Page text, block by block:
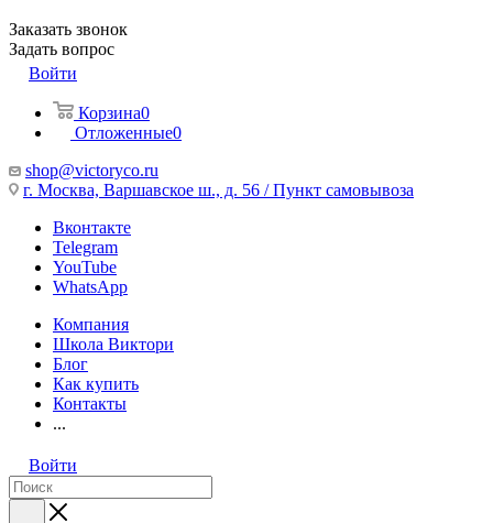
Заказать звонок
Задать вопрос
Войти
Корзина0
Отложенные0
shop@victoryco.ru
г. Москва, Варшавское ш., д. 56 / Пункт самовывоза
Вконтакте
Telegram
YouTube
WhatsApp
Компания
Школа Виктори
Блог
Как купить
Контакты
...
Войти